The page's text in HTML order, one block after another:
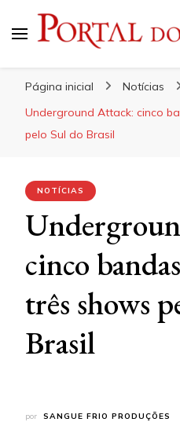
Página inicial
Notícias
Underground Attack: cinco
pelo Sul do Brasil
NOTÍCIAS
cinco
três shows
Brasil
por SANGUE FRIO PRODUÇÕES